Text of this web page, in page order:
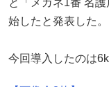
始したと発表した。
今回導入したのは